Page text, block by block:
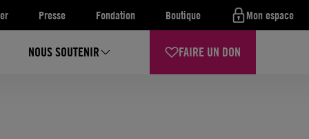
Presse Fondation Boutique Mon espace
NOUS SOUTENIR FAIRE UN DON